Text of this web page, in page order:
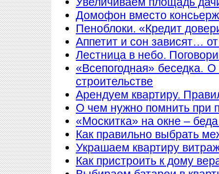
Домофон вместо
Пеноблоки. «Кредит
Аппетит и сон зависят…
Лестница в небо.
«Всепогодная» беседка.
строительстве
Арендуем квартиру.
О чем нужно помнить при
«Москитка» на окне –
Как правильно выбрать
Украшаем квартиру
Как пристроить к дому